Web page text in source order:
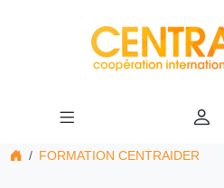
FORMATION CENTRAIDER